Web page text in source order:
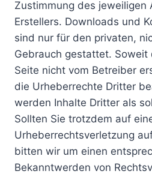
Zustimmung des jeweiligen
Erstellers. Downloads und
sind nur für den privaten,
Gebrauch gestattet.
Seite nicht vom Betreiber
die Urheberrechte Dritter
werden Inhalte Dritter als
Sollten Sie trotzdem auf
Urheberrechtsverletzung
bitten wir um einen
Bekanntwerden von